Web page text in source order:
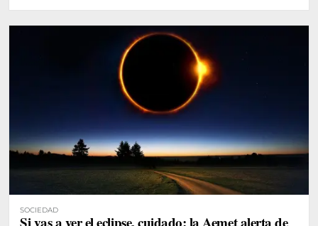
SOCIEDAD
Si vas a ver el eclipse, cuidado: la Aemet alerta de